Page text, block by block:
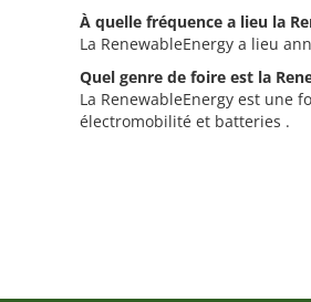
À quelle fréquence a lieu la
La RenewableEnergy a lieu
Quel genre de foire est la
La RenewableEnergy est une
électromobilité et batteries .